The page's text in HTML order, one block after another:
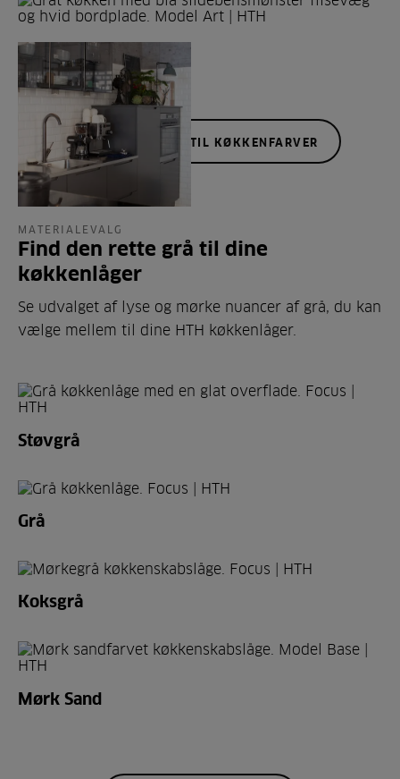
FÅ INSPIRATION TIL KØKKENFARVER
MATERIALEVALG
Find den rette grå til dine
køkkenlåger
Se udvalget af lyse og mørke nuancer af grå, du kan
vælge mellem til dine HTH køkkenlåger.
Støvgrå
Grå
Koksgrå
Mørk Sand